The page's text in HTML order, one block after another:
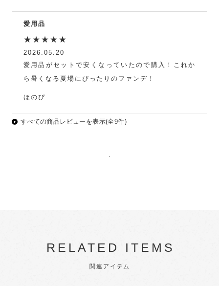
Kuu
愛用品
★★★★★
2026.05.20
愛用品がセットで安くなっていたので購入！これか
ら暑くなる夏場にぴったりのファンデ！
ほのぴ
すべての商品レビューを表示(全9件)
.
RELATED ITEMS
関連アイテム